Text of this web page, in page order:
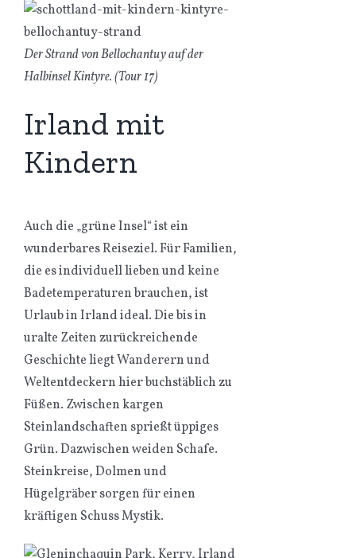
Der Strand von Bellochantuy auf der
Halbinsel Kintyre. (Tour 17)
Irland mit
Kindern
Auch die „grüne Insel“ ist ein
wunderbares Reiseziel. Für Familien,
die es individuell lieben und keine
Badetemperaturen brauchen, ist
Urlaub in Irland ideal. Die bis in
uralte Zeiten zurückreichende
Geschichte liegt Wanderern und
Weltentdeckern hier buchstäblich zu
Füßen. Zwischen kargen
Steinlandschaften sprießt üppiges
Grün. Dazwischen weiden Schafe.
Steinkreise, Dolmen und
Hügelgräber sorgen für einen
kräftigen Schuss Mystik.